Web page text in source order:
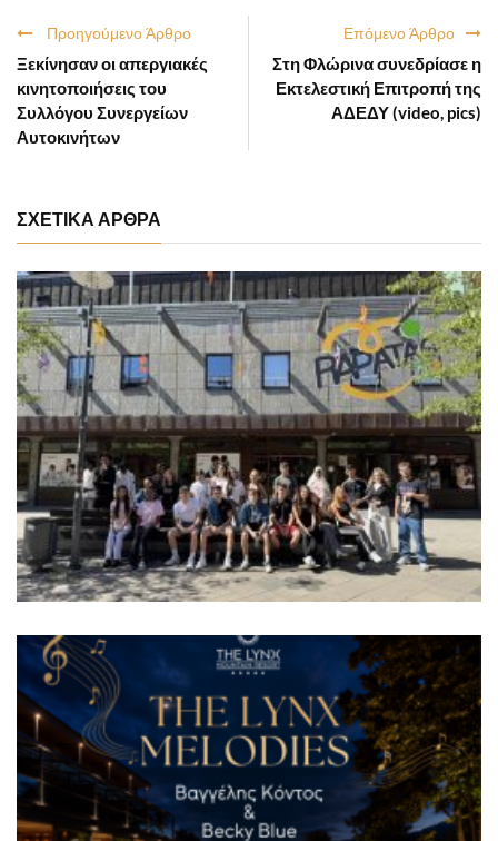
Επόμενο Άρθρο
Στη Φλώρινα συνεδρίασε η
Εκτελεστική Επιτροπή της
ΑΔΕΔΥ (video, pics)
Προηγούμενο Άρθρο
Ξεκίνησαν οι απεργιακές
κινητοποιήσεις του
Συλλόγου Συνεργείων
Αυτοκινήτων
ΣΧΕΤΙΚΑ ΑΡΘΡΑ